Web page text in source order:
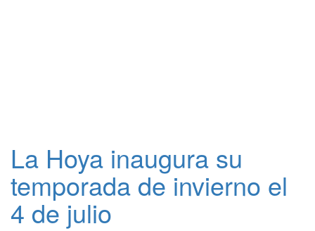
La Hoya inaugura su
temporada de invierno el
4 de julio